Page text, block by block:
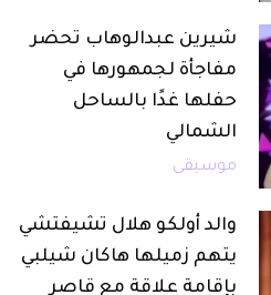
شيرين عبدالوهاب تحضر
مفاجأة لجمهورها في
حفلها غدًا بالساحل
الشمالي
موسيقى
والد أولكو هلال تشيفتشي
يتهم زميلها هاكان شيلبي
بإقامة علاقة مع قاصر